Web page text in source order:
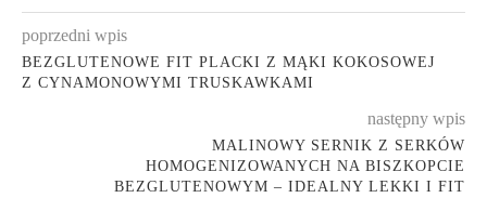
poprzedni wpis
BEZGLUTENOWE FIT PLACKI Z MĄKI KOKOSOWEJ
Z CYNAMONOWYMI TRUSKAWKAMI
następny wpis
MALINOWY SERNIK Z SERKÓW
HOMOGENIZOWANYCH NA BISZKOPCIE
BEZGLUTENOWYM – IDEALNY LEKKI I FIT